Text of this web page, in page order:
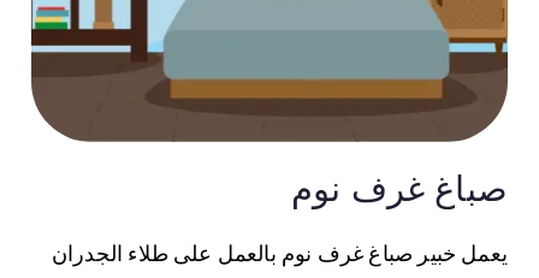
صباغ غرف نوم
يعمل خبير صباغ غرف نوم بالعمل على طلاء الجدران